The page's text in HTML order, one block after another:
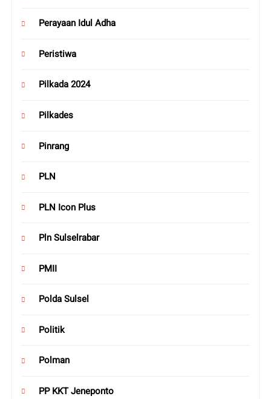
Perayaan Idul Adha
Peristiwa
Pilkada 2024
Pilkades
Pinrang
PLN
PLN Icon Plus
Pln Sulselrabar
PMII
Polda Sulsel
Politik
Polman
PP KKT Jeneponto